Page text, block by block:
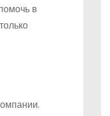
в